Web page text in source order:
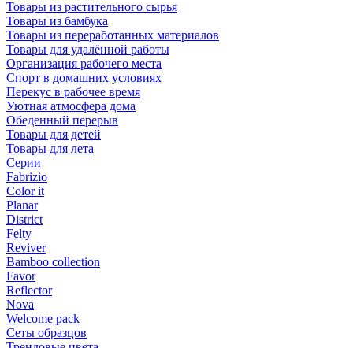
Товары из растительного сырья
Товары из бамбука
Товары из переработанных материалов
Товары для удалённой работы
Организация рабочего места
Спорт в домашних условиях
Перекус в рабочее время
Уютная атмосфера дома
Обеденный перерыв
Товары для детей
Товары для лета
Серии
Fabrizio
Color it
Planar
District
Felty
Reviver
Bamboo collection
Favor
Reflector
Nova
Welcome pack
Сеты образцов